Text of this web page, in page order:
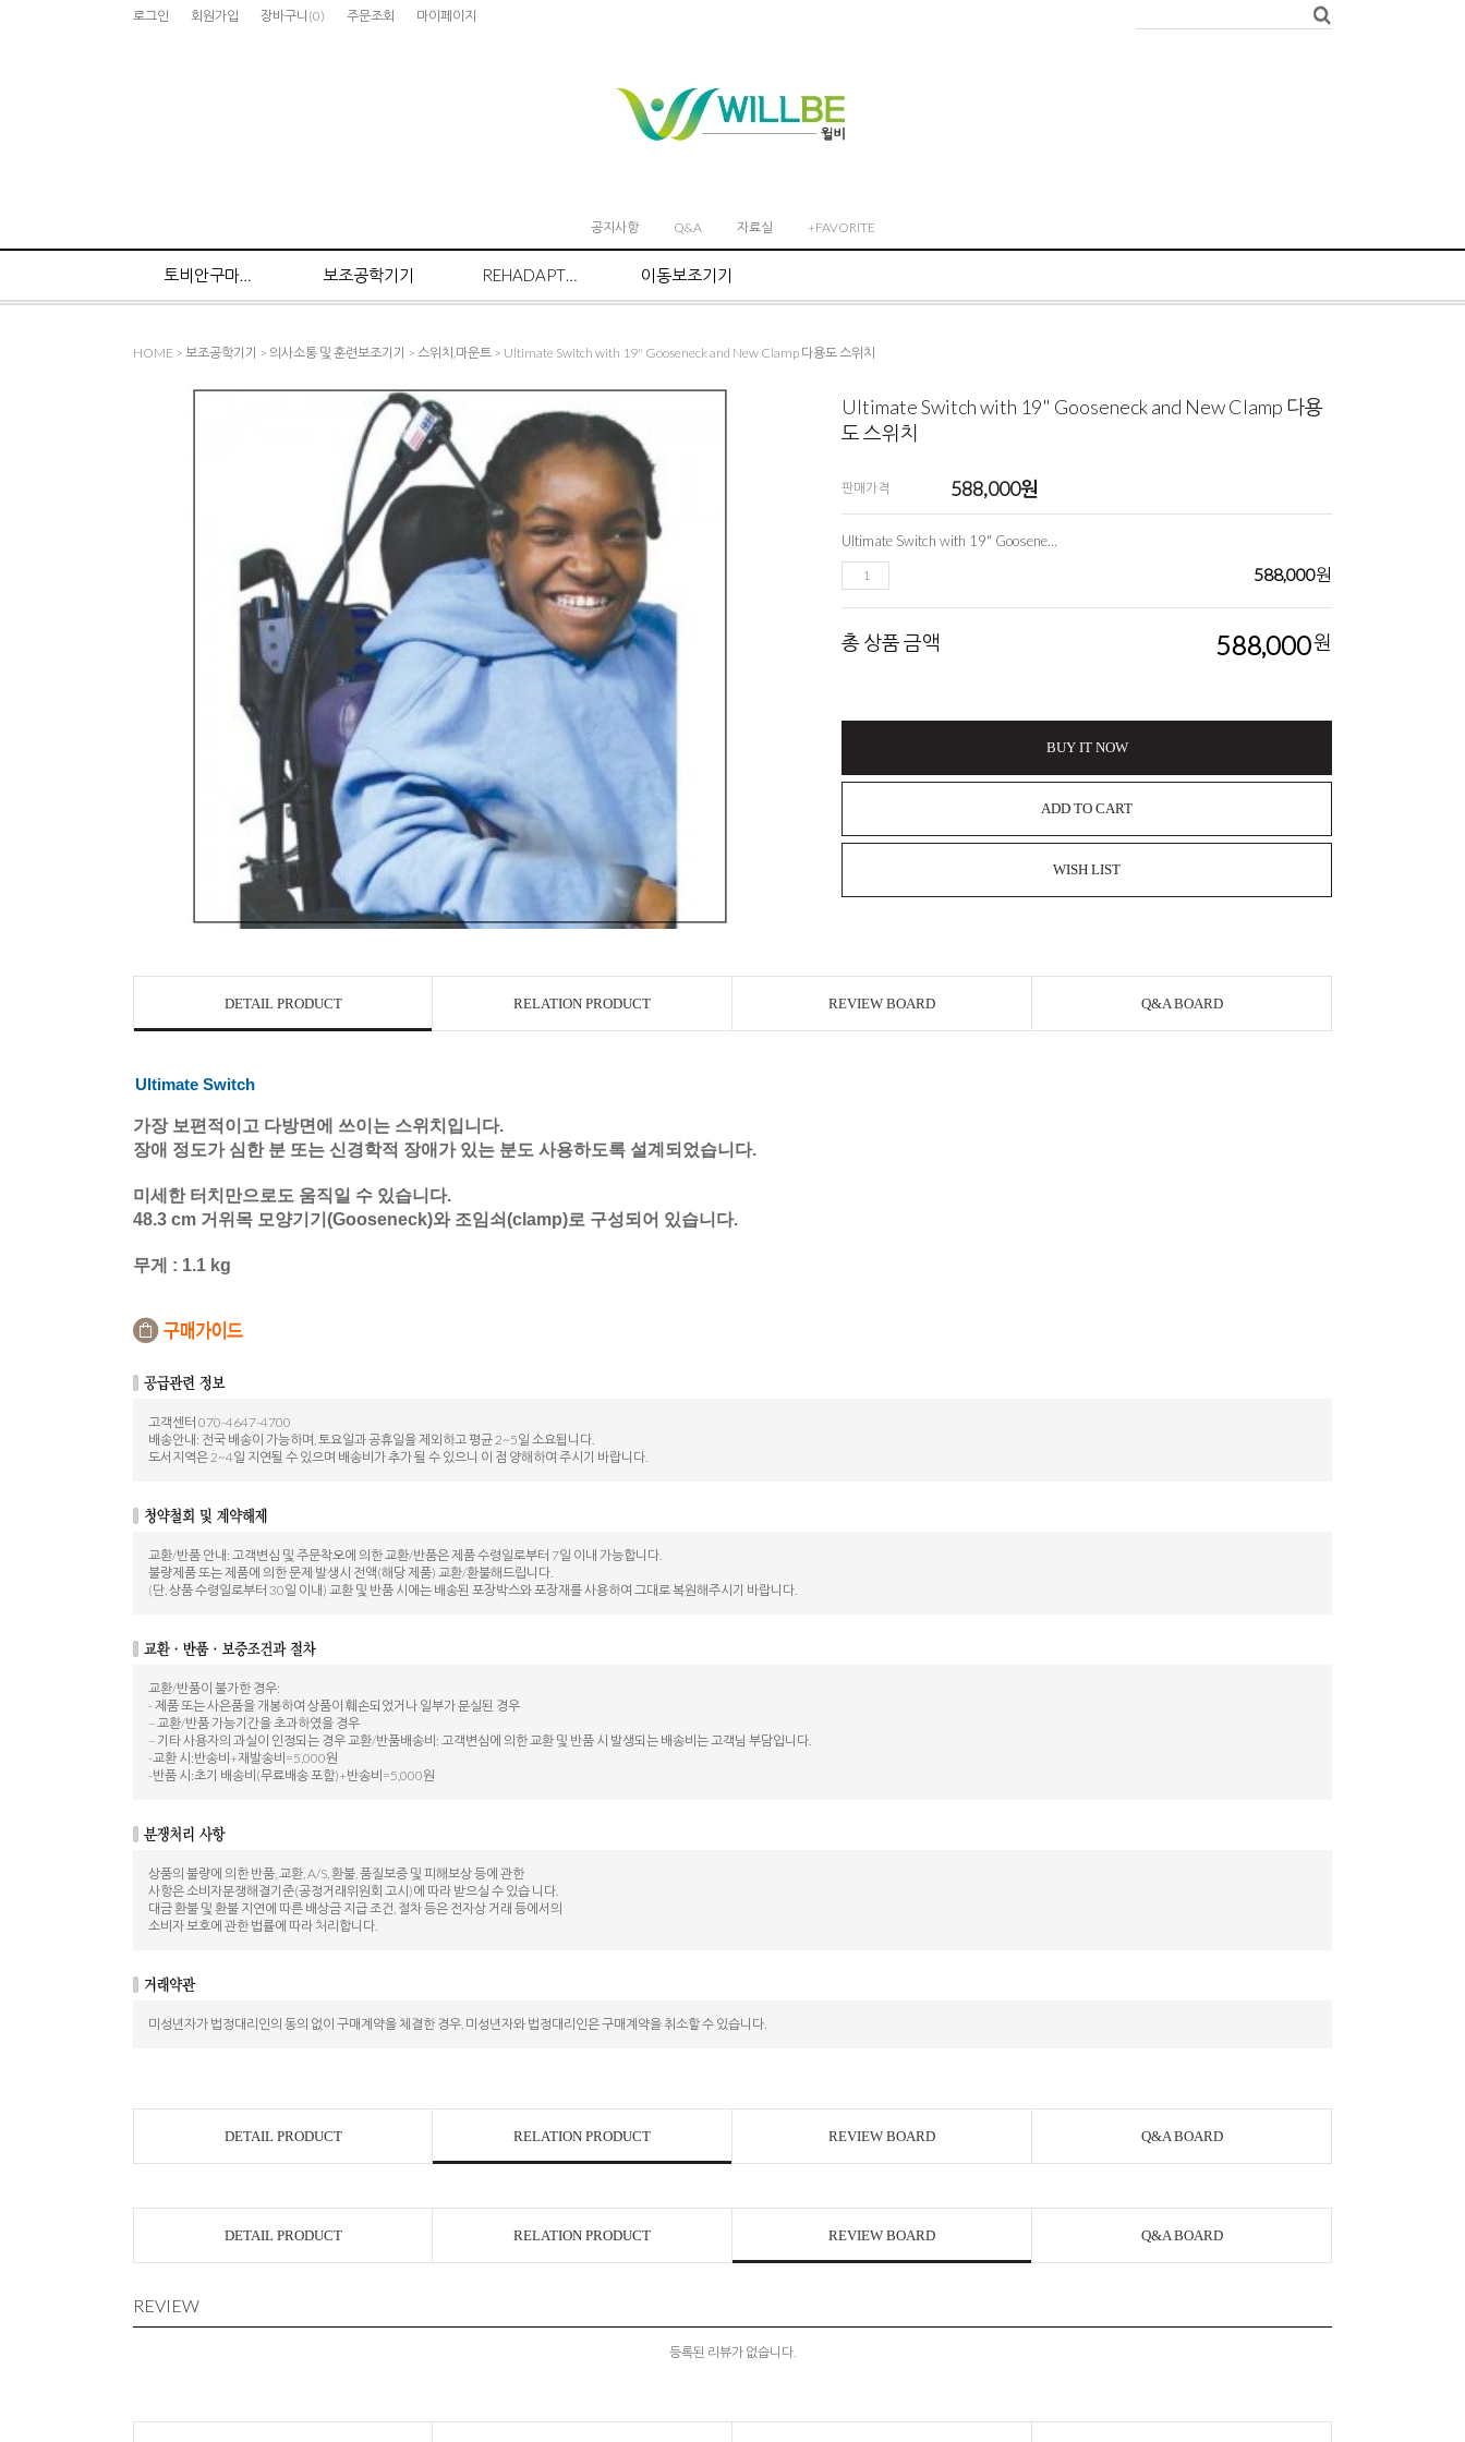
로그인 회원가입 장바구니 (0) 주문조회 마이페이지
공지사항 Q&A 자료실 +FAVORITE
토비안구마우스 보조공학기기 REHADAPT마운트 시스템 이동보조기기
HOME > 보조공학기기 > 의사소통 및 훈련보조기기 > 스위치,마운트 > Ultimate Switch with 19" Gooseneck and New Clamp 다용도 스위치
Ultimate Switch with 19" Gooseneck and New Clamp 다용
도 스위치
판매가격 588,000원
Ultimate Switch with 19" Gooseneck and New Clamp 다용도 스위치
588,000원
총 상품 금액 588,000원
BUY IT NOW
ADD TO CART
WISH LIST
DETAIL PRODUCT RELATION PRODUCT REVIEW BOARD Q&A BOARD
Ultimate Switch
가장 보편적이고 다방면에 쓰이는 스위치입니다.
장애 정도가 심한 분 또는 신경학적 장애가 있는 분도 사용하도록 설계되었습니다.
미세한 터치만으로도 움직일 수 있습니다.
48.3 cm 거위목 모양기기 (Gooseneck)와 조임쇠(clamp)로 구성되어 있습니다.
무게 : 1.1 kg
고객센터 070-4647-4700
배송안내: 전국 배송이 가능하며, 토요일과 공휴일을 제외하고 평균 2~5일 소요됩니다.
도서지역은 2~4일 지연될 수 있으며 배송비가 추가 될 수 있으니 이 점 양해하여 주시기 바랍니다.
교환/반품 안내: 고객변심 및 주문착오에 의한 교환/반품은 제품 수령일로부터 7일 이내 가능합니다.
불량제품 또는 제품에 의한 문제 발생시 전액(해당 제품) 교환/환불해드립니다.
(단, 상품 수령일로부터 30일 이내) 교환 및 반품 시에는 배송된 포장박스와 포장재를 사용하여 그대로 복원해주시기 바랍니다.
교환/반품이 불가한 경우:
- 제품 또는 사은품을 개봉하여 상품이 훼손되었거나 일부가 분실된 경우
– 교환/반품 가능기간을 초과하였을 경우
– 기타 사용자의 과실이 인정되는 경우 교환/반품배송비: 고객변심에 의한 교환 및 반품 시 발생되는 배송비는 고객님 부담입니다.
-교환 시:반송비+재발송비=5,000원
-반품 시:초기 배송비(무료배송 포함)+반송비=5,000원
상품의 불량에 의한 반품, 교환, A/S, 환불, 품질보증 및 피해보상 등에 관한
사항은 소비자분쟁해결기준(공정거래위원회 고시)에 따라 받으실 수 있습 니다.
대금 환불 및 환불 지연에 따른 배상금 지급 조건, 절차 등은 전자상 거래 등에서의
소비자 보호에 관한 법률에 따라 처리합니다.
미성년자가 법정대리인의 동의 없이 구매계약을 체결한 경우, 미성년자와 법정대리인은 구매계약을 취소할 수 있습니다.
DETAIL PRODUCT RELATION PRODUCT REVIEW BOARD Q&A BOARD
DETAIL PRODUCT RELATION PRODUCT REVIEW BOARD Q&A BOARD
REVIEW
등록된 리뷰가 없습니다.